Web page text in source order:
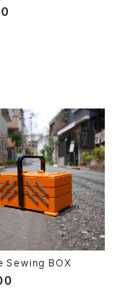
Sewing BOX